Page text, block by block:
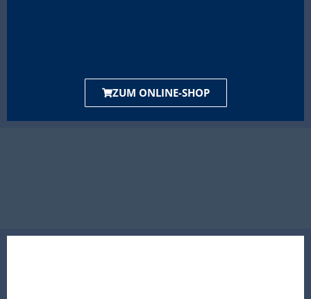
ZUM ONLINE-SHOP